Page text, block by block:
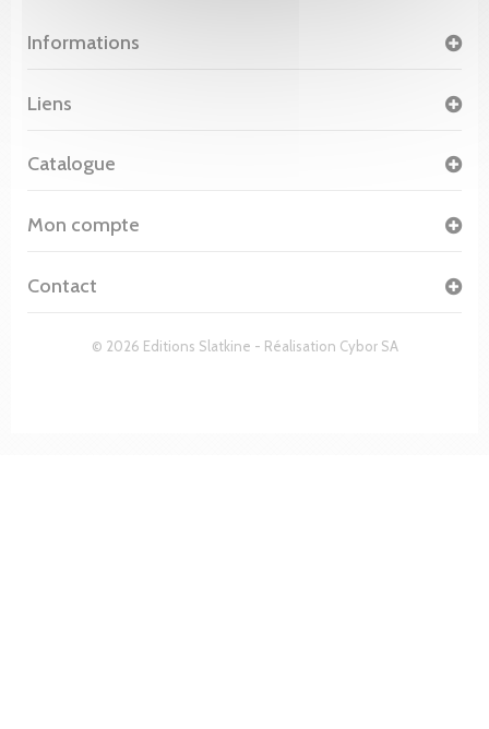
Informations
© 2026 Editions Slatkine - Réalisation Cybor SA
Liens
Catalogue
Mon compte
Contact